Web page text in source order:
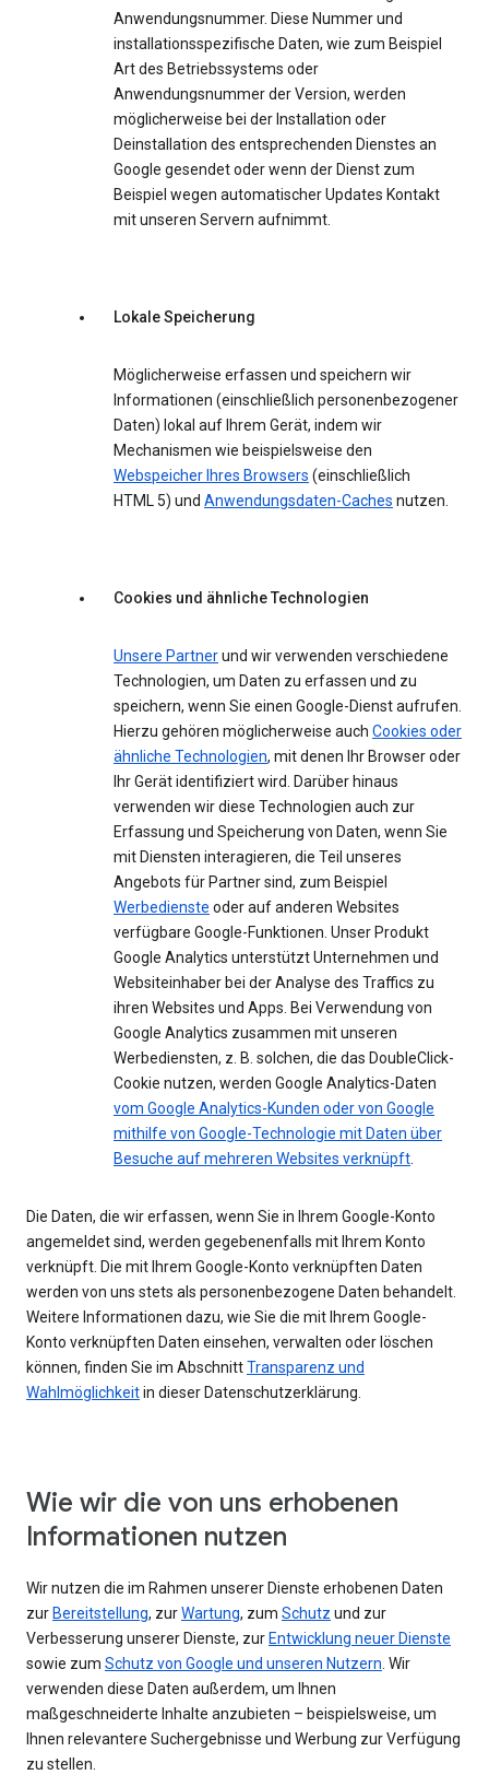
Anwendungsnummer. Diese Nummer und
installationsspezifische Daten, wie zum Beispiel
Art des Betriebssystems oder
Anwendungsnummer der Version, werden
möglicherweise bei der Installation oder
Deinstallation des entsprechenden Dienstes an
Google gesendet oder wenn der Dienst zum
Beispiel wegen automatischer Updates Kontakt
mit unseren Servern aufnimmt.
Lokale Speicherung
Möglicherweise erfassen und speichern wir
Informationen (einschließlich personenbezogener
Daten) lokal auf Ihrem Gerät, indem wir
Mechanismen wie beispielsweise den
Webspeicher Ihres Browsers (einschließlich
HTML 5) und Anwendungsdaten-Caches nutzen.
Cookies und ähnliche Technologien
Unsere Partnerund wir verwenden verschiedene
Technologien, um Daten zu erfassen und zu
speichern, wenn Sie einen Google-Dienst aufrufen.
Hierzu gehören möglicherweise auch Cookies oder
ähnliche Technologien, mit denen Ihr Browser oder
Ihr Gerät identifiziert wird. Darüber hinaus
verwenden wir diese Technologien auch zur
Erfassung und Speicherung von Daten, wenn Sie
mit Diensten interagieren, die Teil unseres
Angebots für Partner sind, zum Beispiel
Werbedienste oder auf anderen Websites
verfügbare Google-Funktionen. Unser Produkt
Google Analytics unterstützt Unternehmen und
Websiteinhaber bei der Analyse des Traffics zu
ihren Websites und Apps. Bei Verwendung von
Google Analytics zusammen mit unseren
Werbediensten, z. B. solchen, die das DoubleClick-
Cookie nutzen, werden Google Analytics-Daten
vom Google Analytics-Kunden oder von Google
mithilfe von Google-Technologie mit Daten über
Besuche auf mehreren Websites verknüpft.
Die Daten, die wir erfassen, wenn Sie in Ihrem Google-Konto
angemeldet sind, werden gegebenenfalls mit Ihrem Konto
verknüpft. Die mit Ihrem Google-Konto verknüpften Daten
werden von uns stets als personenbezogene Daten behandelt.
Weitere Informationen dazu, wie Sie die mit Ihrem Google-
Konto verknüpften Daten einsehen, verwalten oder löschen
können, finden Sie im AbschnittTransparenz und
Wahlmöglichkeitin dieser Datenschutzerklärung.
Wie wir die von uns erhobenen
Informationen nutzen
Wir nutzen die im Rahmen unserer Dienste erhobenen Daten
zur Bereitstellung, zurWartung, zum Schutz und zur
Verbesserung unserer Dienste, zur Entwicklung neuer Dienste
sowie zum Schutz von Google und unseren Nutzern. Wir
verwenden diese Daten außerdem, um Ihnen
maßgeschneiderte Inhalte anzubieten – beispielsweise, um
Ihnen relevantere Suchergebnisse und Werbung zur Verfügung
zu stellen.